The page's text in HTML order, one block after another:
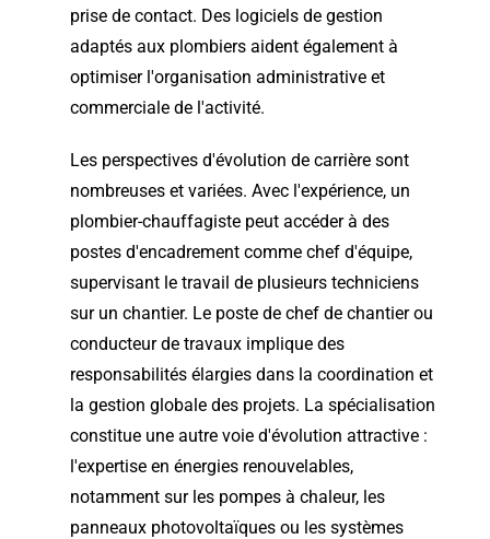
prise de contact. Des logiciels de gestion
adaptés aux plombiers aident également à
optimiser l'organisation administrative et
commerciale de l'activité.
Les perspectives d'évolution de carrière sont
nombreuses et variées. Avec l'expérience, un
plombier-chauffagiste peut accéder à des
postes d'encadrement comme chef d'équipe,
supervisant le travail de plusieurs techniciens
sur un chantier. Le poste de chef de chantier ou
conducteur de travaux implique des
responsabilités élargies dans la coordination et
la gestion globale des projets. La spécialisation
constitue une autre voie d'évolution attractive :
l'expertise en énergies renouvelables,
notamment sur les pompes à chaleur, les
panneaux photovoltaïques ou les systèmes